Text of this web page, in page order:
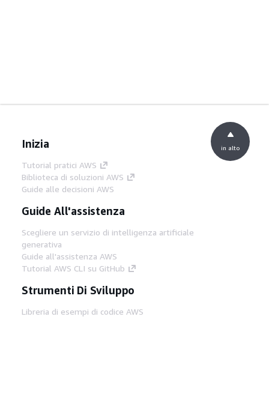
Inizia
Tutorial pratici AWS
Biblioteca di soluzioni AWS
Guide alle decisioni AWS
Guide All'assistenza
Scegliere un servizio di intelligenza artificiale
generativa
Guide all'assistenza AWS
Tutorial AWS CLI su GitHub
Strumenti Di Sviluppo
Libreria di esempi di codice AWS
in alto